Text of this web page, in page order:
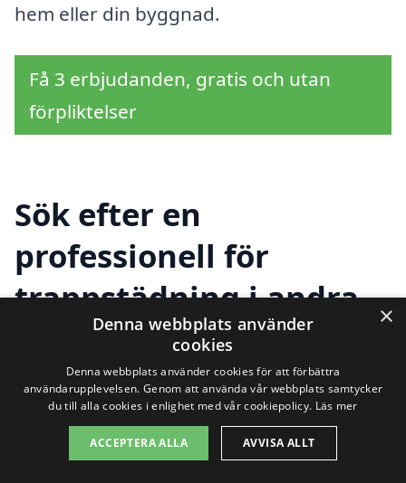
hem eller din byggnad.
Få 3 erbjudanden, gratis och utan
förpliktelser
Sök efter en
professionell för
trappstädning i andra
städer nära
Vattubrinken
Letar du efter trappstädning i
×
Denna webbplats använder
cookies
Denna webbplats använder cookies för att förbättra
användarupplevelsen. Genom att använda vår webbplats samtycker
du till alla cookies i enlighet med vår cookiepolicy. Läs mer
ACCEPTERA ALLA AVVISA ALLT